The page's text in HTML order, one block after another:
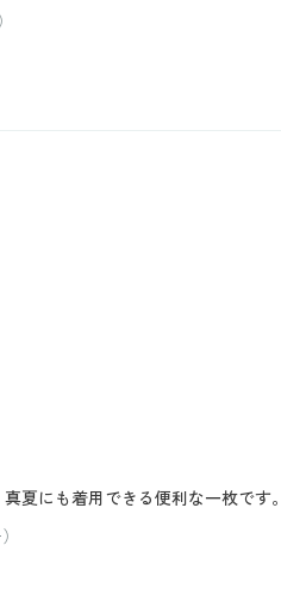
夏にも着用できる便利な一枚です。